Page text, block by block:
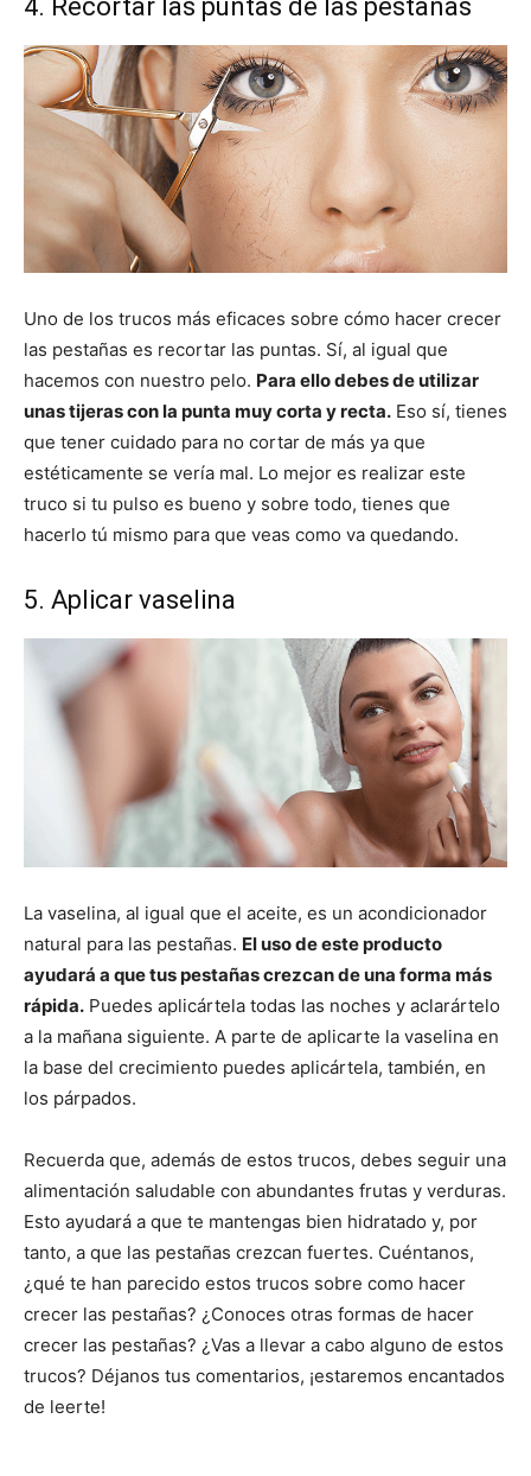
4. Recortar las puntas de las pestañas
Uno de los trucos más eficaces sobre cómo hacer crecer
las pestañas es recortar las puntas. Sí, al igual que
hacemos con nuestro pelo. Para ello debes de utilizar
unas tijeras con la punta muy corta y recta. Eso sí, tienes
que tener cuidado para no cortar de más ya que
estéticamente se vería mal. Lo mejor es realizar este
truco si tu pulso es bueno y sobre todo, tienes que
hacerlo tú mismo para que veas como va quedando.
5. Aplicar vaselina
La vaselina, al igual que el aceite, es un acondicionador
natural para las pestañas. El uso de este producto
ayudará a que tus pestañas crezcan de una forma más
rápida. Puedes aplicártela todas las noches y aclarártelo
a la mañana siguiente. A parte de aplicarte la vaselina en
la base del crecimiento puedes aplicártela, también, en
los párpados.
Recuerda que, además de estos trucos, debes seguir una
alimentación saludable con abundantes frutas y verduras.
Esto ayudará a que te mantengas bien hidratado y, por
tanto, a que las pestañas crezcan fuertes. Cuéntanos,
¿qué te han parecido estos trucos sobre como hacer
crecer las pestañas? ¿Conoces otras formas de hacer
crecer las pestañas? ¿Vas a llevar a cabo alguno de estos
trucos? Déjanos tus comentarios, ¡estaremos encantados
de leerte!